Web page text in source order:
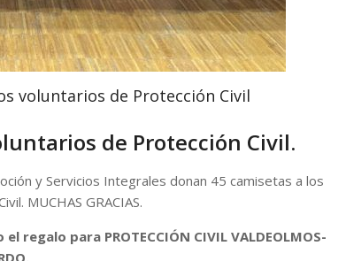
voluntarios de Protección Civil
de Protección Civil.
y Servicios Integrales donan 45 camisetas a los
MUCHAS GRACIAS.
para PROTECCIÓN CIVIL VALDEOLMOS-